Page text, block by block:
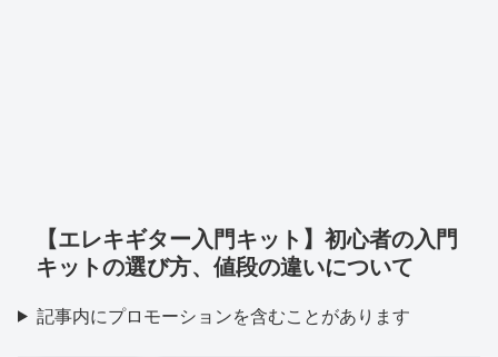
【エレキギター入門キット】初心者の入門
キットの選び方、値段の違いについて
記事内にプロモーションを含むことがあります